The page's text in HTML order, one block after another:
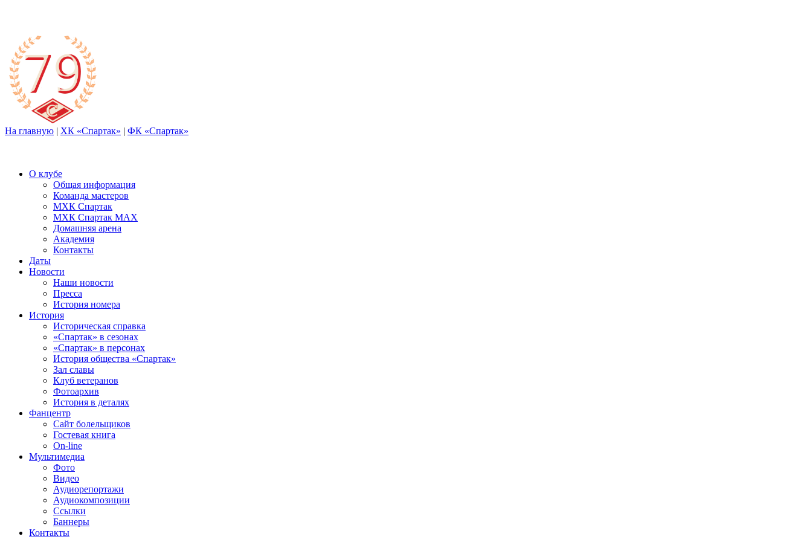
На главную | ХК «Спартак» | ФК «Спартак»
О клубе
Общая информация
Команда мастеров
МХК Спартак
МХК Спартак МАХ
Домашняя арена
Академия
Контакты
Даты
Новости
Наши новости
Пресса
История номера
История
Историческая справка
«Спартак» в сезонах
«Спартак» в персонах
История общества «Спартак»
Зал славы
Клуб ветеранов
Фотоархив
История в деталях
Фанцентр
Сайт болельщиков
Гостевая книга
On-line
Мультимедиа
Фото
Видео
Аудиорепортажи
Аудиокомпозиции
Ссылки
Баннеры
Контакты